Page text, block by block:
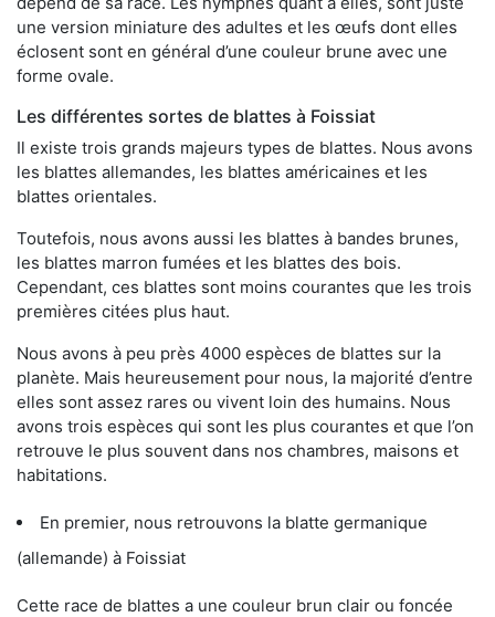
une version miniature des adultes et les œufs dont elles
éclosent sont en général d’une couleur brune avec une
forme ovale.
Les différentes sortes de blattes à Foissiat
Il existe trois grands majeurs types de blattes. Nous avons
les blattes allemandes, les blattes américaines et les
blattes orientales.
Toutefois, nous avons aussi les blattes à bandes brunes,
les blattes marron fumées et les blattes des bois.
Cependant, ces blattes sont moins courantes que les trois
premières citées plus haut.
Nous avons à peu près 4000 espèces de blattes sur la
planète. Mais heureusement pour nous, la majorité d’entre
elles sont assez rares ou vivent loin des humains. Nous
avons trois espèces qui sont les plus courantes et que l’on
retrouve le plus souvent dans nos chambres, maisons et
habitations.
En premier, nous retrouvons la blatte germanique
(allemande) à Foissiat
Cette race de blattes a une couleur brun clair ou foncée